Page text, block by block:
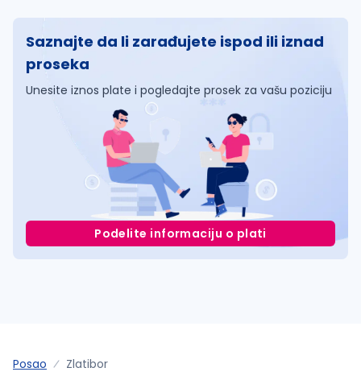
Saznajte da li zarađujete ispod ili iznad
proseka
Unesite iznos plate i pogledajte prosek za vašu poziciju
Podelite informaciju o plati
Posao Zlatibor